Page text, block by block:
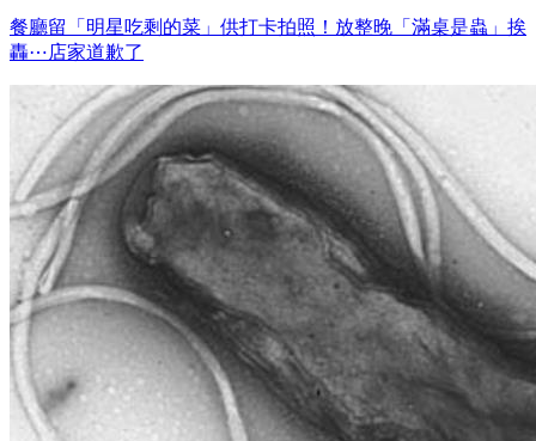
餐廳留「明星吃剩的菜」供打卡拍照！放整晚「滿桌是蟲」挨
轟⋯店家道歉了